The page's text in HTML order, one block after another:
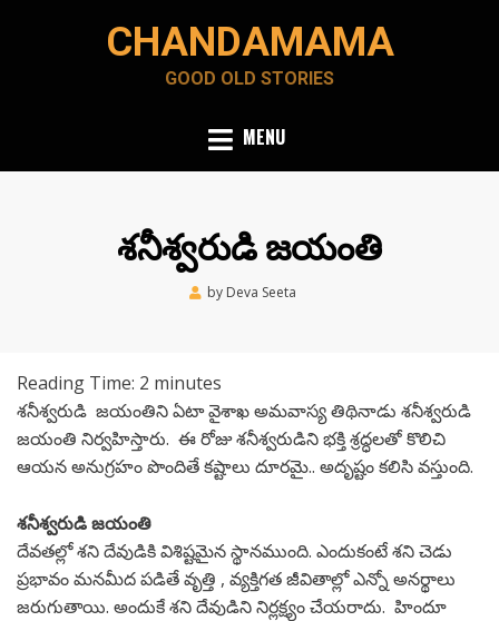
CHANDAMAMA
GOOD OLD STORIES
MENU
శనీశ్వరుడి జయంతి
by Deva Seeta
Reading Time: 2 minutes
శనీశ్వరుడి జయంతిని ఏటా వైశాఖ అమవాస్య తిథినాడు శనీశ్వరుడి
జయంతి నిర్వహిస్తారు. ఈ రోజు శనీశ్వరుడిని భక్తి శ్రద్ధలతో కొలిచి
ఆయన అనుగ్రహం పొందితే కష్టాలు దూరమై.. అదృష్టం కలిసి వస్తుంది.
శనీశ్వరుడి జయంతి
దేవతల్లో శని దేవుడికి విశిష్టమైన స్థానముంది. ఎందుకంటే శని చెడు
ప్రభావం మనమీద పడితే వృత్తి , వ్యక్తిగత జీవితాల్లో ఎన్నో అనర్థాలు
జరుగుతాయి. అందుకే శని దేవుడిని నిర్లక్ష్యం చేయరాదు. హిందూ